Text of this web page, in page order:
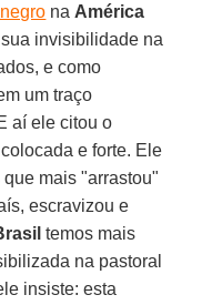
na América
invisibilidade na
e como
um traço
aí ele citou o
e forte. Ele
mais "arrastou"
escravizou e
temos mais
na pastoral
insiste: esta